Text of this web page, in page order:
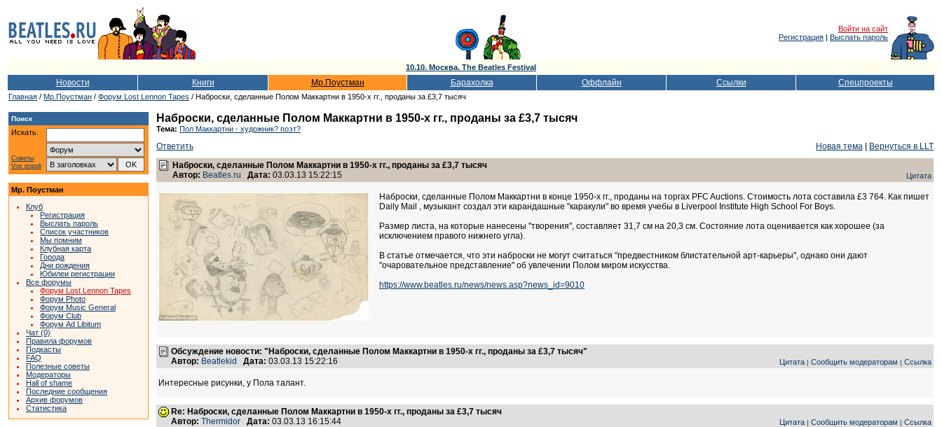
Войти на сайт
Регистрация | Выслать пароль
10.10. Москва. The Beatles Festival
Новости Книги Мр.Поустман Барахолка Оффлайн Ссылки Спецпроекты
Главная / Мр.Поустман / Форум Lost Lennon Tapes / Наброски, сделанные Полом Маккартни в 1950-х гг., проданы за £3,7 тысяч
Поиск
Искать:
Советы
Vox populi
Мр. Поустман
Клуб
Регистрация
Выслать пароль
Список участников
Мы помним
Клубная карта
Города
Дни рождения
Юбилеи регистрации
Все форумы
Форум Lost Lennon Tapes
Форум Photo
Форум Music General
Форум Club
Форум Ad Libitum
Чат (0)
Правила форумов
Подкасты
FAQ
Полезные советы
Модераторы
Hall of shame
Последние сообщения
Архив форумов
Статистика
Наброски, сделанные Полом Маккартни в 1950-х гг., проданы за £3,7 тысяч
Тема: Пол Маккартни - художник? поэт?
Ответить Новая тема
Вернуться в LLT
Наброски, сделанные Полом Маккартни в 1950-х гг., проданы за £3,7 тысяч
Автор: Beatles.ru Дата: 03.03.13 15:22:15 Цитата
Наброски, сделанные Полом Маккартни в конце 1950-х гг., проданы на торгах PFC Auctions. Стоимость лота составила £3 764. Как пишет
Daily Mail , музыкант создал эти карандашные "каракули" во время учебы в Liverpool Institute High School For Boys.
Размер листа, на которые нанесены "творения", составляет 31,7 см на 20,3 см. Состояние лота оценивается как хорошее (за
исключением правого нижнего угла).
В статье отмечается, что эти наброски не могут считаться "предвестником блистательной арт-карьеры", однако они дают
"очаровательное представление" об увлечении Полом миром искусства.
https://www.beatles.ru/news/news.asp?news_id=9010
Обсуждение новости: "Наброски, сделанные Полом Маккартни в 1950-х гг., проданы за £3,7 тысяч"
Автор: Beatlekid Дата: 03.03.13 15:22:16 Цитата | Сообщить модераторам | Ссылка
Интересные рисунки, у Пола талант.
Re: Наброски, сделанные Полом Маккартни в 1950-х гг., проданы за £3,7 тысяч
Автор: Thermidor Дата: 03.03.13 16:15:44 Цитата | Сообщить модераторам | Ссылка